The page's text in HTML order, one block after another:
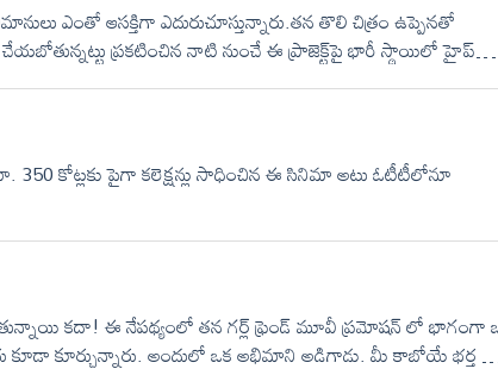
ఎంతో ఆసక్తిగా ఎదురుచూస్తున్నారు.తన తొలి చిత్రం ఉప్పెనతో
ప్రకటించిన నాటి నుంచే ఈ ప్రాజెక్ట్‌పై భారీ స్థాయిలో హైప్
.. వెంటనే అభిమానుల్లో రెట్టింపు ఉత్సాహం నింపుతుంది.ఇప్పటికే
పెంచేశాయి. తాజాగా ఈ సినిమా నుండి విడుదలైన “చిక్కిరి చిక్కిరి” పాట
కోట్లకు పైగా కలెక్షన్లు సాధించిన ఈ సినిమా అటు ఓటీటీలోనూ
కదా! ఈ నేపథ్యంలో తన గర్ల్ ఫ్రెండ్ మూవీ ప్రమోషన్ లో భాగంగా
కూర్చున్నారు. అందులో ఒక అభిమాని అడిగాడు. మీ కాబోయే భర్త